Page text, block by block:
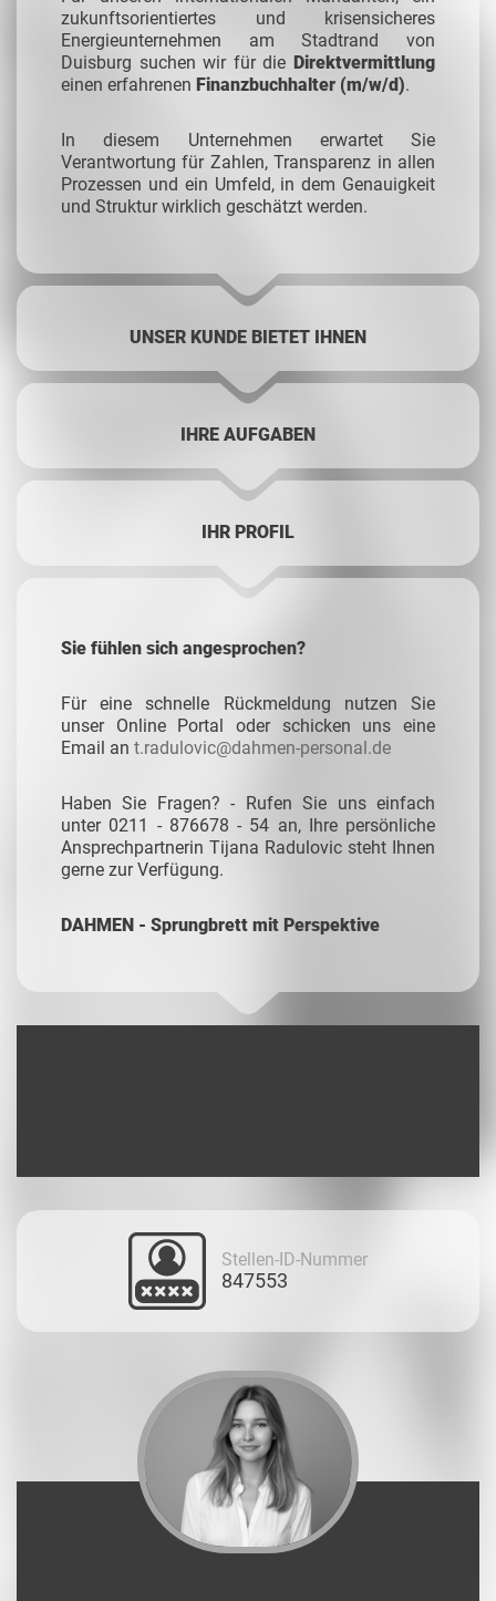
zukunftsorientiertes und krisensicheres
Energieunternehmen am Stadtrand von
Duisburg suchen wir für die Direktvermittlung
einen erfahrenen Finanzbuchhalter (m/w/d).
In diesem Unternehmen erwartet Sie
Verantwortung für Zahlen, Transparenz in allen
Prozessen und ein Umfeld, in dem Genauigkeit
und Struktur wirklich geschätzt werden.
UNSER KUNDE BIETET IHNEN
IHRE AUFGABEN
IHR PROFIL
Sie fühlen sich angesprochen?
Für eine schnelle Rückmeldung nutzen Sie
unser Online Portal oder schicken uns eine
Email an t.radulovic@dahmen-personal.de
Haben Sie Fragen? - Rufen Sie uns einfach
unter 0211 - 876678 - 54 an, Ihre persönliche
Ansprechpartnerin Tijana Radulovic steht Ihnen
gerne zur Verfügung.
DAHMEN - Sprungbrett mit Perspektive
Stellen-ID-Nummer
847553